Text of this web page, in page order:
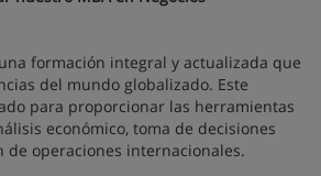
formación integral y actualizada que
del mundo globalizado. Este
para proporcionar las herramientas
económico, toma de decisiones
de operaciones internacionales.